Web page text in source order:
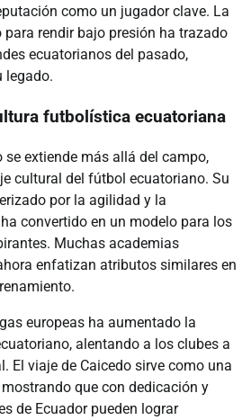
como un jugador clave. La
para rendir bajo presión ha trazado
ecuatorianos del pasado,
legado.
futbolística ecuatoriana
se extiende más allá del campo,
cultural del fútbol ecuatoriano. Su
por la agilidad y la
convertido en un modelo para los
Muchas academias
enfatizan atributos similares en
europeas ha aumentado la
alentando a los clubes a
El viaje de Caicedo sirve como una
que con dedicación y
de Ecuador pueden lograr